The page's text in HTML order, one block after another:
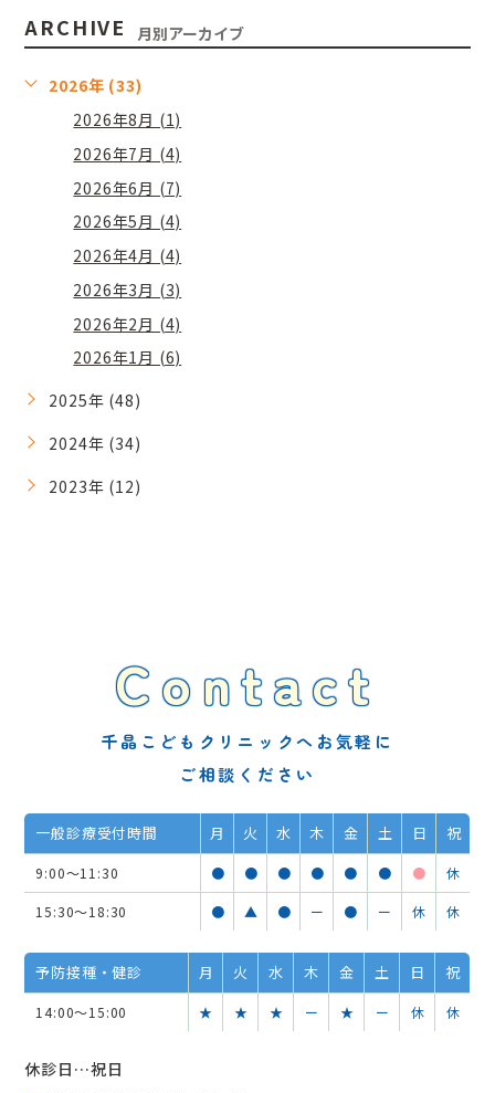
ARCHIVE 月別アーカイブ
2026年 (33)
2026年8月 (1)
2026年7月 (4)
2026年6月 (7)
2026年5月 (4)
2026年4月 (4)
2026年3月 (3)
2026年2月 (4)
2026年1月 (6)
2025年 (48)
2024年 (34)
2023年 (12)
Contact
千晶こどもクリニックへお気軽に
ご相談ください
一般診療受付時間 月 火 水 木 金 土 日 祝
9:00～11:30 ● ● ● ● ● ● ● 休
15:30～18:30 ● ▲ ● ー ● ー 休 休
予防接種・健診 月 火 水 木 金 土 日 祝
14:00～15:00 ★ ★ ★ ー ★ ー 休 休
休診日…祝日